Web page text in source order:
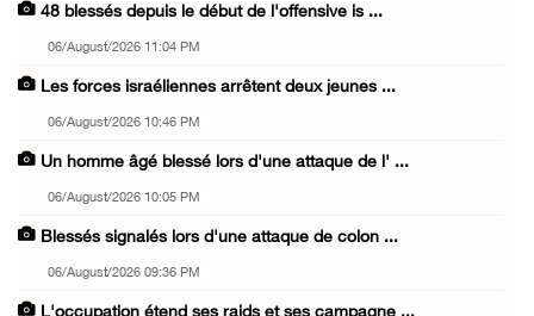
48 blessés depuis le début de l'offensive is ...
06/August/2026 11:04 PM
Les forces israéliennes arrêtent deux jeunes ...
06/August/2026 10:46 PM
Un homme âgé blessé lors d'une attaque de l' ...
06/August/2026 10:05 PM
Blessés signalés lors d'une attaque de colon ...
06/August/2026 09:36 PM